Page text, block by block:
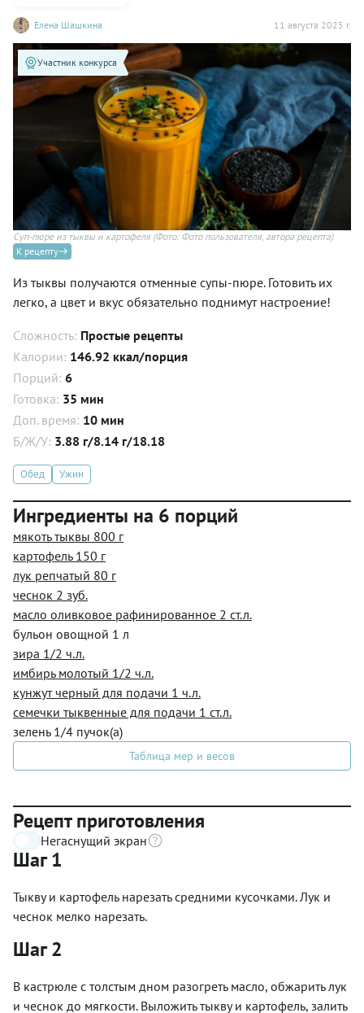
Елена Шашкина 11 августа 2025 г.
Участник конкурса
Суп-пюре из тыквы и картофеля (Фото: Фото пользователя, автора рецепта)
К рецепту
Из тыквы получаются отменные супы-пюре. Готовить их
легко, а цвет и вкус обязательно поднимут настроение!
Сложность: Простые рецепты
Калории: 146.92 ккал/порция
Порций: 6
Готовка: 35 мин
Доп. время: 10 мин
Б/Ж/У: 3.88 г/8.14 г/18.18
Обед Ужин
Ингредиенты на 6 порций
мякоть тыквы 800 г
картофель 150 г
лук репчатый 80 г
чеснок 2 зуб.
масло оливковое рафинированное 2 ст.л.
бульон овощной 1 л
зира 1/2 ч.л.
имбирь молотый 1/2 ч.л.
кунжут черный для подачи 1 ч.л.
семечки тыквенные для подачи 1 ст.л.
зелень 1/4 пучок(а)
Таблица мер и весов
Рецепт приготовления
Негаснущий экран
Шаг 1
Тыкву и картофель нарезать средними кусочками. Лук и
чеснок мелко нарезать.
Шаг 2
В кастрюле с толстым дном разогреть масло, обжарить лук
и чеснок до мягкости. Выложить тыкву и картофель, залить